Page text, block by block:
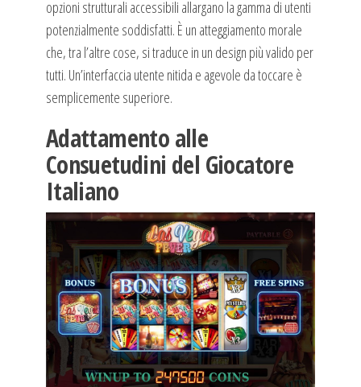
opzioni strutturali accessibili allargano la gamma di utenti
potenzialmente soddisfatti. È un atteggiamento morale
che, tra l’altre cose, si traduce in un design più valido per
tutti. Un’interfaccia utente nitida e agevole da toccare è
semplicemente superiore.
Adattamento alle
Consuetudini del Giocatore
Italiano